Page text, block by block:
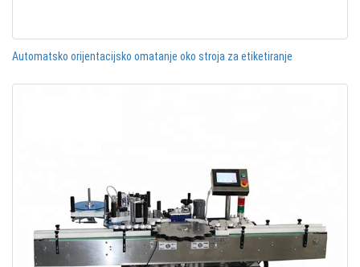
Automatsko orijentacijsko omatanje oko stroja za etiketiranje